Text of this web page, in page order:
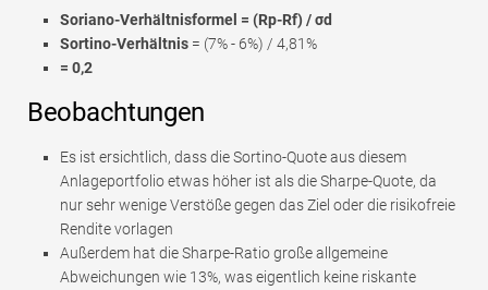
Soriano-Verhältnisformel = (Rp-Rf) / σd
Sortino-Verhältnis = (7% - 6%) / 4,81%
= 0,2
Beobachtungen
Es ist ersichtlich, dass die Sortino-Quote aus diesem
Anlageportfolio etwas höher ist als die Sharpe-Quote, da
nur sehr wenige Verstöße gegen das Ziel oder die risikofreie
Rendite vorlagen
Außerdem hat die Sharpe-Ratio große allgemeine
Abweichungen wie 13%, was eigentlich keine riskante